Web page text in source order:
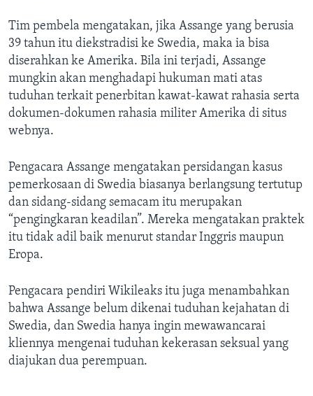
Tim pembela mengatakan, jika Assange yang berusia
39 tahun itu diekstradisi ke Swedia, maka ia bisa
diserahkan ke Amerika. Bila ini terjadi, Assange
mungkin akan menghadapi hukuman mati atas
tuduhan terkait penerbitan kawat-kawat rahasia serta
dokumen-dokumen rahasia militer Amerika di situs
webnya.
Pengacara Assange mengatakan persidangan kasus
pemerkosaan di Swedia biasanya berlangsung tertutup
dan sidang-sidang semacam itu merupakan
“pengingkaran keadilan”. Mereka mengatakan praktek
itu tidak adil baik menurut standar Inggris maupun
Eropa.
Pengacara pendiri Wikileaks itu juga menambahkan
bahwa Assange belum dikenai tuduhan kejahatan di
Swedia, dan Swedia hanya ingin mewawancarai
kliennya mengenai tuduhan kekerasan seksual yang
diajukan dua perempuan.